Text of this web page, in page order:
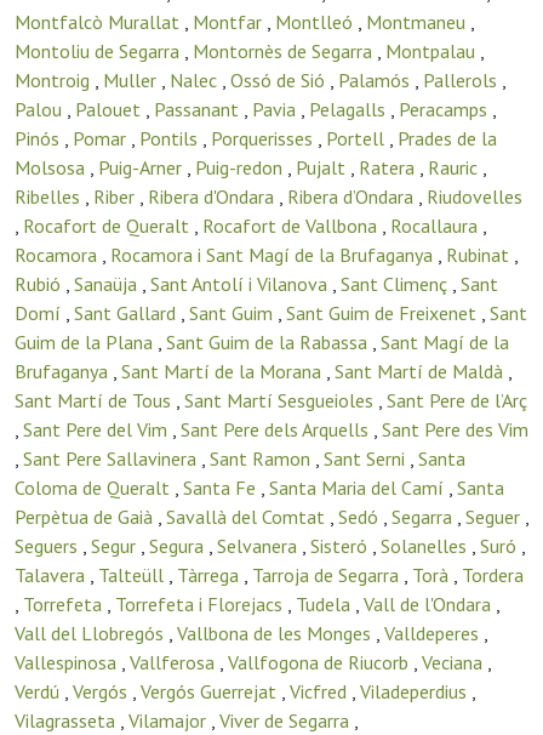
Montfalcò Murallat , Montfar , Montlleó , Montmaneu ,
Montoliu de Segarra , Montornès de Segarra , Montpalau ,
Montroig , Muller , Nalec , Ossó de Sió , Palamós , Pallerols ,
Palou , Palouet , Passanant , Pavia , Pelagalls , Peracamps ,
Pinós , Pomar , Pontils , Porquerisses , Portell , Prades de la
Molsosa , Puig-Arner , Puig-redon , Pujalt , Ratera , Rauric ,
Ribelles , Riber , Ribera d'Ondara , Ribera d’Ondara , Riudovelles
, Rocafort de Queralt , Rocafort de Vallbona , Rocallaura ,
Rocamora , Rocamora i Sant Magí de la Brufaganya , Rubinat ,
Rubió , Sanaüja , Sant Antolí i Vilanova , Sant Climenç , Sant
Domí , Sant Gallard , Sant Guim , Sant Guim de Freixenet , Sant
Guim de la Plana , Sant Guim de la Rabassa , Sant Magí de la
Brufaganya , Sant Martí de la Morana , Sant Martí de Maldà ,
Sant Martí de Tous , Sant Martí Sesgueioles , Sant Pere de l’Arç
, Sant Pere del Vim , Sant Pere dels Arquells , Sant Pere des Vim
, Sant Pere Sallavinera , Sant Ramon , Sant Serni , Santa
Coloma de Queralt , Santa Fe , Santa Maria del Camí , Santa
Perpètua de Gaià , Savallà del Comtat , Sedó , Segarra , Seguer ,
Seguers , Segur , Segura , Selvanera , Sisteró , Solanelles , Suró ,
Talavera , Talteüll , Tàrrega , Tarroja de Segarra , Torà , Tordera
, Torrefeta , Torrefeta i Florejacs , Tudela , Vall de l'Ondara ,
Vall del Llobregós , Vallbona de les Monges , Valldeperes ,
Vallespinosa , Vallferosa , Vallfogona de Riucorb , Veciana ,
Verdú , Vergós , Vergós Guerrejat , Vicfred , Viladeperdius ,
Vilagrasseta , Vilamajor , Viver de Segarra ,